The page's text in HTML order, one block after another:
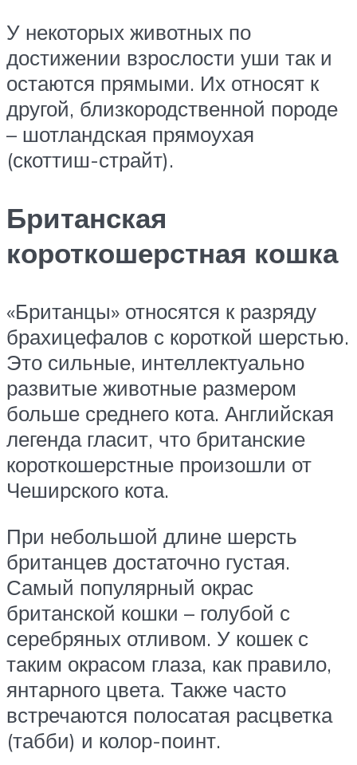
У некоторых животных по
достижении взрослости уши так и
остаются прямыми. Их относят к
другой, близкородственной породе
– шотландская прямоухая
(скоттиш-страйт).
Британская
короткошерстная кошка
«Британцы» относятся к разряду
брахицефалов с короткой шерстью.
Это сильные, интеллектуально
развитые животные размером
больше среднего кота. Английская
легенда гласит, что британские
короткошерстные произошли от
Чеширского кота.
При небольшой длине шерсть
британцев достаточно густая.
Самый популярный окрас
британской кошки – голубой с
серебряных отливом. У кошек с
таким окрасом глаза, как правило,
янтарного цвета. Также часто
встречаются полосатая расцветка
(табби) и колор-поинт.